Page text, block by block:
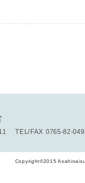
11 TEL/FAX 0765-82-
Copyright©2015